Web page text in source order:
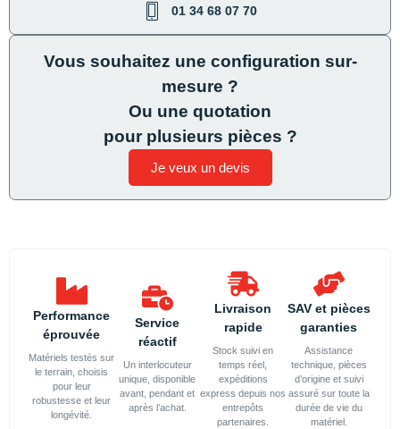
01 34 68 07 70
Vous souhaitez une configuration sur-
mesure ?
Ou une quotation
pour plusieurs pièces ?
Je veux un devis
Performance
éprouvée
Matériels testés sur
le terrain, choisis
pour leur
robustesse et leur
longévité.
Service
réactif
Un interlocuteur
unique, disponible
avant, pendant et
après l’achat.
Livraison
rapide
Stock suivi en
temps réel,
expéditions
express depuis nos
entrepôts
partenaires.
SAV et pièces
garanties
Assistance
technique, pièces
d’origine et suivi
assuré sur toute la
durée de vie du
matériel.